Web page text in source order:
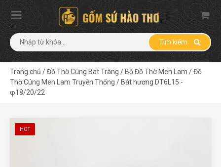
Tìm kiếm
Trang chủ /Đồ Thờ Cúng Bát Tràng / Bộ Đồ Thờ Men Lam /Đồ
Thờ Cúng Men Lam Truyền Thống / Bát hương DT6L15 -
φ18/20/22
HOT